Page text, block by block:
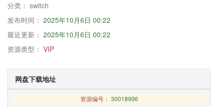
分类： switch
发布时间： 2025年10月6日 00:22
最近更新： 2025年10月6日 00:22
资源类型： VIP
网盘下载地址
资源编号： 30018996